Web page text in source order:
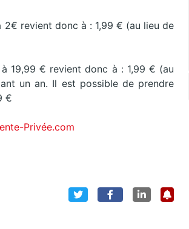
revient donc à : 1,99 € (au lieu de
19,99 € revient donc à : 1,99 € (au
un an. Il est possible de prendre
€
Privée.com